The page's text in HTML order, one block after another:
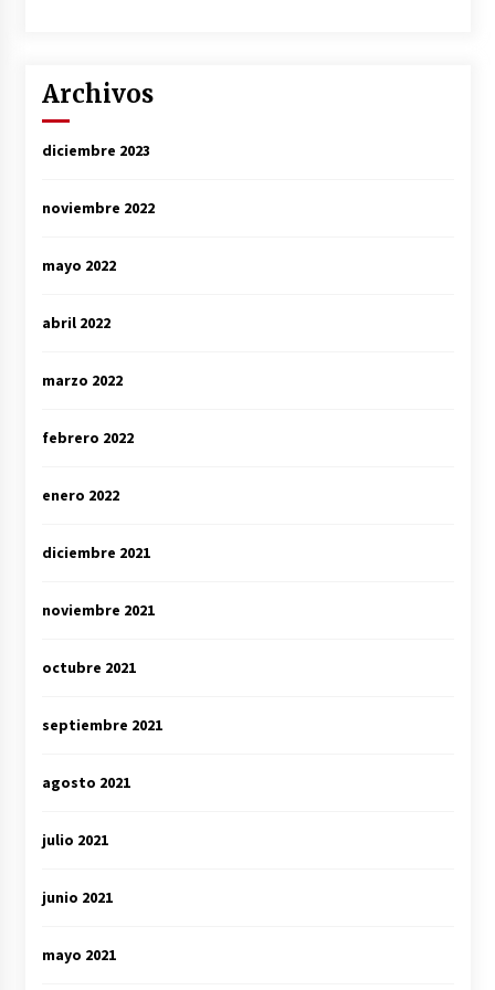
Archivos
diciembre 2023
noviembre 2022
mayo 2022
abril 2022
marzo 2022
febrero 2022
enero 2022
diciembre 2021
noviembre 2021
octubre 2021
septiembre 2021
agosto 2021
julio 2021
junio 2021
mayo 2021